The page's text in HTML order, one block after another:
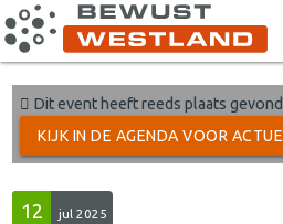
Dit event heeft reeds plaats
KIJK IN DE AGENDA VOOR
12 jul 2025